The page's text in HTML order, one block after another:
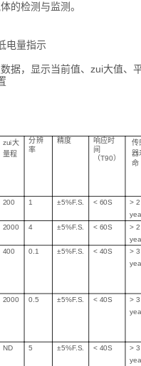
的检测与监测。
电量指示
据，显示当前值、zui大值、
zui大
量程
分辨
率
精度 响应时
间
（T90）
传
器
命
200 1 ±5%F.S. < 60S
> 2
2000 4 ±5%F.S. < 60S > 2
400 0.1 ±5%F.S. < 40S > 3
2000 0.5 ±5%F.S. < 40S > 3
ND 5 ±5%F.S. < 40S > 3